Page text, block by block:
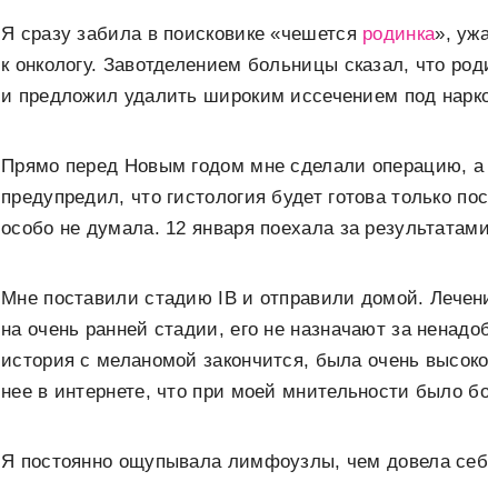
Я сразу забила в поисковике «чешется родинка»,
к онкологу. Завотделением больницы сказал, что
и предложил удалить широким иссечением под
Прямо перед Новым годом мне сделали операцию,
предупредил, что гистология будет готова только
особо не думала. 12 января поехала за
Мне поставилистадию IBи отправили домой.
на очень ранней стадии, его не назначают за
история с меланомой закончится, была очень
нее в интернете, что при моей мнительности было
Я постоянно ощупывала лимфоузлы, чем довела